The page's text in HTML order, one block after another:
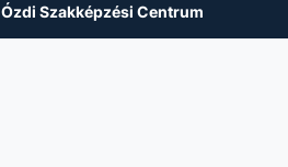
Ózdi Szakképzési Centrum